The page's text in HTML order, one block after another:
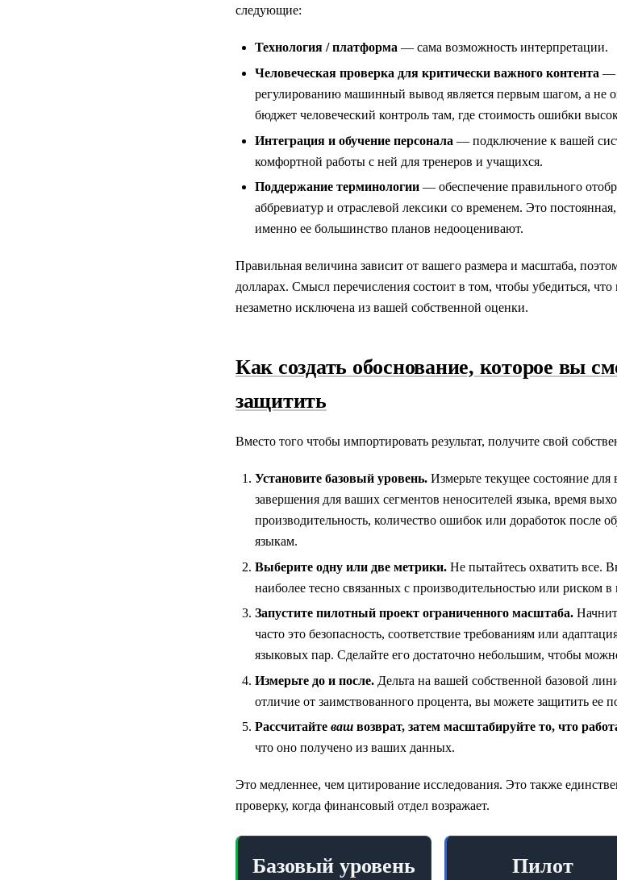
следующие:
Технология / платформа — сама возможность интерпретации.
Человеческая проверка для критически важного контента —
регулированию машинный вывод является первым шагом, а не
бюджет человеческий контроль там, где стоимость ошибки
Интеграция и обучение персонала — подключение к вашей
комфортной работы с ней для тренеров и учащихся.
Поддержание терминологии — обеспечение правильного
аббревиатур и отраслевой лексики со временем. Это
именно ее большинство планов недооценивают.
Правильная величина зависит от вашего размера и масштаба,
долларах. Смысл перечисления состоит в том, чтобы убедиться, что
незаметно исключена из вашей собственной оценки.
Как создать обоснование, которое вы
защитить
Вместо того чтобы импортировать результат, получите свой
Установите базовый уровень. Измерьте текущее состояние
завершения для ваших сегментов неносителей языка, время
производительность, количество ошибок или доработок после
языкам.
Выберите одну или две метрики. Не пытайтесь охватить все.
наиболее тесно связанных с производительностью или риском в
Запустите пилотный проект ограниченного масштаба.
часто это безопасность, соответствие требованиям или
языковых пар. Сделайте его достаточно небольшим, чтобы
Измерьте до и после. Дельта на вашей собственной базовой
отличие от заимствованного процента, вы можете защитить ее
Рассчитайте ваш возврат, затем масштабируйте то, что
что оно получено из ваших данных.
Это медленнее, чем цитирование исследования. Это также
проверку, когда финансовый отдел возражает.
Базовый уровень Пилот